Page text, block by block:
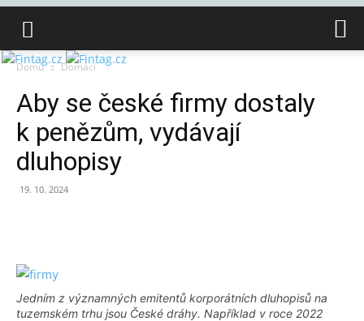
Domů Domácí
Aby se české firmy dostaly
k penězům, vydávají
dluhopisy
19. 10. 2024
Jedním z významných emitentů korporátních dluhopisů na
tuzemském trhu jsou České dráhy. Například v roce 2022